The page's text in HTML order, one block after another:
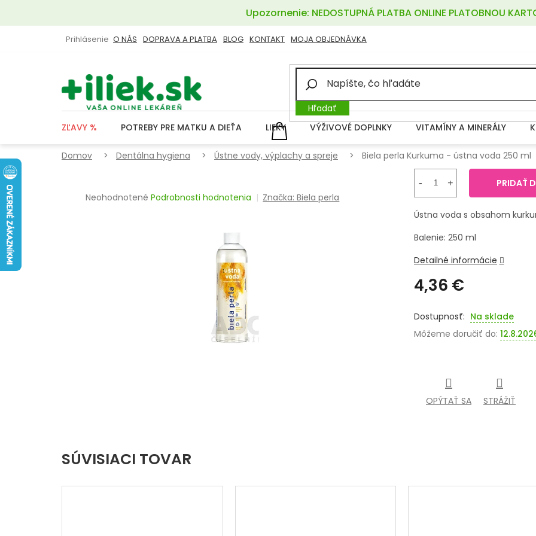
obsah
Upozornenie: NEDOSTUPNÁ PLATBA ONLINE PLATOBNOU
O NÁS DOPRAVA A PLATBA BLOG KONTAKT MOJA OBJEDNÁVKA
Prihlásenie
Hľadať
NÁKUPNÝ
KOŠÍK
ZĽAVY % POTREBY PRE MATKU A DIEŤA LIEKY VÝŽIVOVÉ DOPLNKY VITAMÍNY A MINERÁLY
Domov Dentálna hygiena Ústne vody, výplachy a spreje Biela perla Kurkuma - ústna voda 250 ml
Priemerné
Neohodnotené Podrobnosti hodnotenia Značka:Biela perla
4,36 €
cena:
Na sklade
Môžeme doručiť do:
PRIDAŤ
Ústna voda s obsahom
Balenie: 250 ml
Detailné informácie
OPÝTAŤ SA STRÁŽIŤ
SÚVISIACI TOVAR